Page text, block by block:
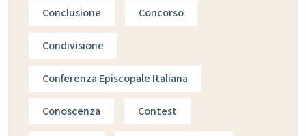
Conclusione Concorso
Condivisione
Conferenza Episcopale Italiana
Conoscenza Contest